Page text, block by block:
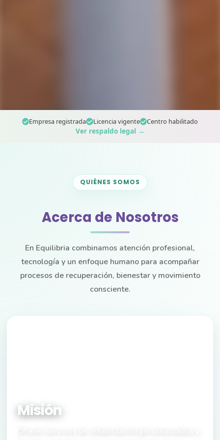
Empresa registrada Licencia vigente Centro habilitado
Ver respaldo legal →
QUIÉNES SOMOS
Acerca de Nosotros
En Equilibria combinamos atención profesional,
tecnología y un enfoque humano para acompañar
procesos de recuperación, bienestar y movimiento
consciente.
Misión